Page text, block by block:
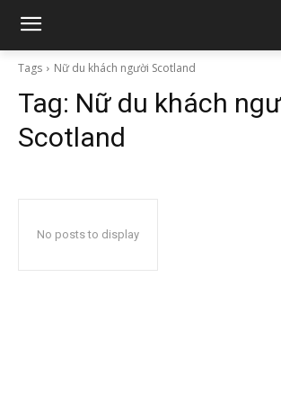
Tags Nữ du khách người Scotland
Tag: Nữ du khách
Scotland
No posts to display